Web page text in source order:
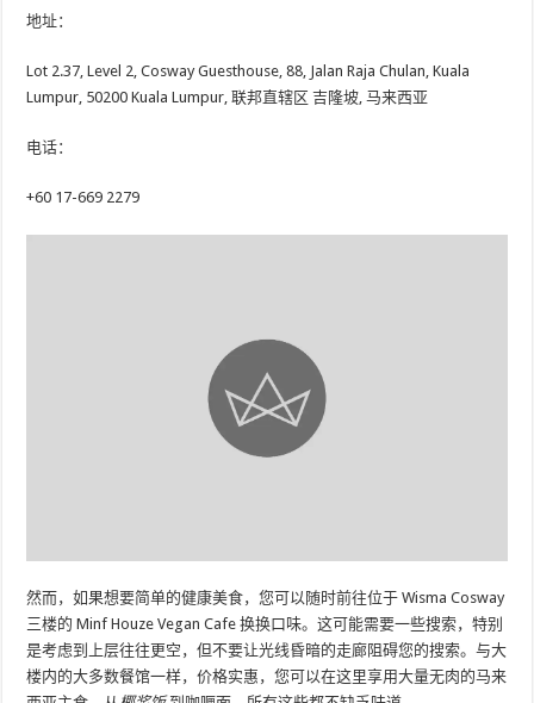
地址：
Lot 2.37, Level 2, Cosway Guesthouse, 88, Jalan Raja Chulan, Kuala
Lumpur, 50200 Kuala Lumpur, 联邦直辖区 吉隆坡, 马来西亚
电话：
+60 17-669 2279
然而，如果想要简单的健康美食，您可以随时前往位于 Wisma Cosway
三楼的 Minf Houze Vegan Cafe 换换口味。这可能需要一些搜索，特别
是考虑到上层往往更空，但不要让光线昏暗的走廊阻碍您的搜索。与大
楼内的大多数餐馆一样，价格实惠，您可以在这里享用大量无肉的马来